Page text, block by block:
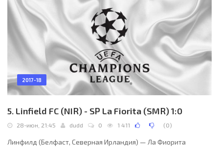
2017-18
5. Linfield FC (NIR) - SP La Fiorita (SMR) 1:0
28-июн, 21:45 dudd 0 1 411 (0)
Линфилд (Белфаст, Северная Ирландия) — Ла Фиорита